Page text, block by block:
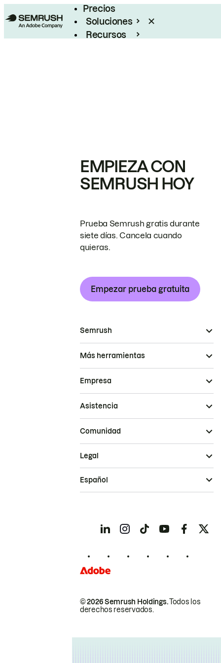
Precios
Soluciones
Recursos
EMPIEZA CON
SEMRUSH HOY
Prueba Semrush gratis durante
siete días. Cancela cuando
quieras.
Empezar prueba gratuita
Semrush
Más herramientas
Empresa
Asistencia
Comunidad
© 2026 Semrush Holdings.Todos los
derechos reservados.
Legal
Español